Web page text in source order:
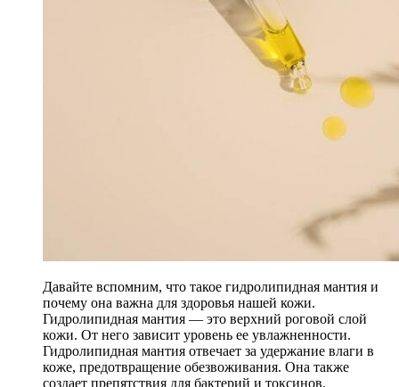
Давайте вспомним, что такое гидролипидная мантия и
почему она важна для здоровья нашей кожи.
Гидролипидная мантия — это верхний роговой слой
кожи. От него зависит уровень ее увлажненности.
Гидролипидная мантия отвечает за удержание влаги в
коже, предотвращение обезвоживания. Она также
создает препятствия для бактерий и токсинов.